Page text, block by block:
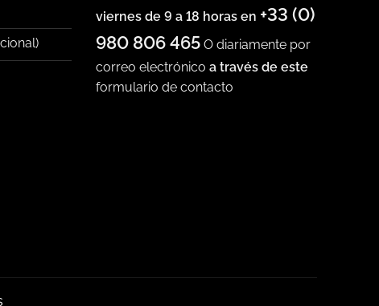
viernes de 9 a 18 horas en +33 (0)
980 806 465 O diariamente por
correo electrónico a través de este
formulario de contacto